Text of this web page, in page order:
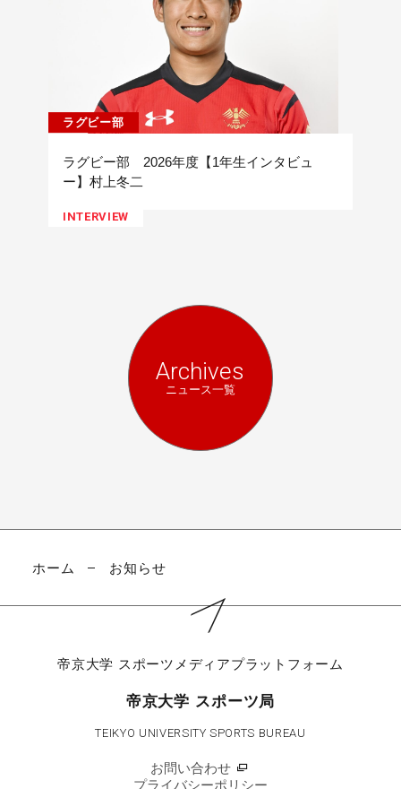
ラグビー部
ラグビー部 2026年度【1年生インタビュ
ー】村上冬二
INTERVIEW
Archives
ニュース一覧
ホーム お知らせ
帝京大学 スポーツメディアプラットフォーム
帝京大学 スポーツ局
TEIKYO UNIVERSITY SPORTS BUREAU
お問い合わせ
プライバシーポリシー